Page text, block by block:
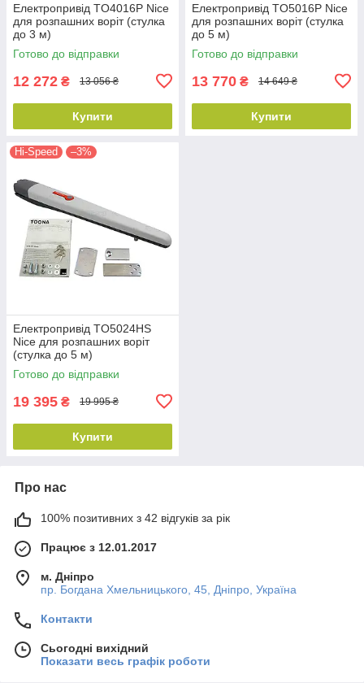
Електропривід TO4016P Nice
для розпашних воріт (стулка
до 3 м)
Готово до відправки
12 272 ₴ 13 056 ₴
Купити
Електропривід TO5016P Nice
для розпашних воріт (стулка
до 5 м)
Готово до відправки
13 770 ₴ 14 649 ₴
Купити
Hi-Speed –3%
Електропривід TO5024HS
Nice для розпашних воріт
(стулка до 5 м)
Готово до відправки
19 395 ₴ 19 995 ₴
Купити
Про нас
100% позитивних з 42 відгуків за рік
Працює з 12.01.2017
м. Дніпро
пр. Богдана Хмельницького, 45, Дніпро, Україна
Контакти
Сьогодні вихідний
Показати весь графік роботи